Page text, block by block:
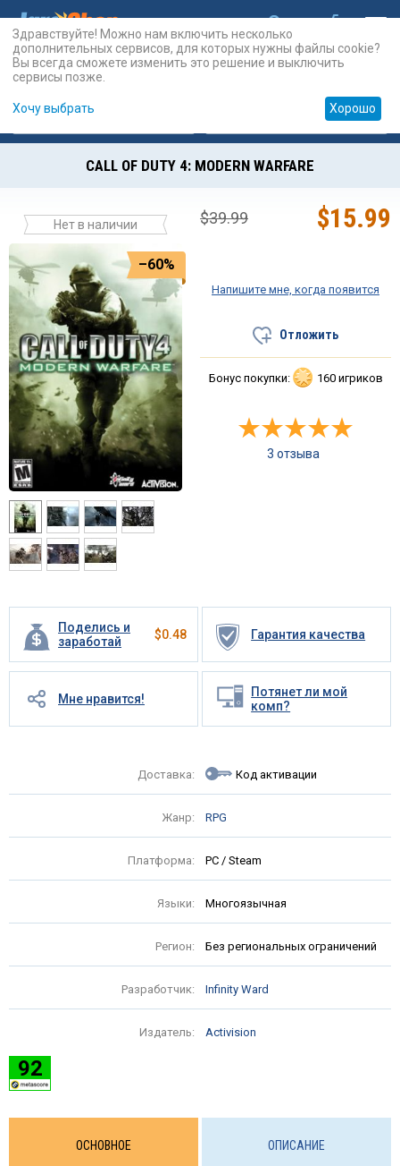
Карты Prepaid
CALL OF DUTY 4: MODERN WARFARE
Нет в наличии
–60%
Поделись и
заработай
$0.48 Гарантия качества
Мне нравится!
Потянет ли мой
комп?
Доставка: Код активации
Жанр: RPG
Платформа: PC / Steam
Языки: Многоязычная
Регион: Без региональных ограничений
Разработчик: Infinity Ward
Издатель: Activision
92
$15.99
$39.99
Напишите мне, когда появится
Отложить
Бонус покупки: 160 игриков
3 отзыва
ОСНОВНОЕ ОПИСАНИЕ
Здравствуйте! Можно нам включить несколько
дополнительных сервисов, для которых нужны файлы cookie?
Вы всегда сможете изменить это решение и выключить
сервисы позже.
Хочу выбрать Хорошо